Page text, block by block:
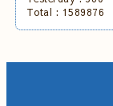
Total : 1589876